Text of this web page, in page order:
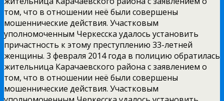
том, что в отношении неё были совершены
мошеннические действия. Участковым
уполномоченным Черкесска удалось установить
причастность к этому преступлению 33­-летней
женщины. 3 февраля 2014 года в полицию обратилась
жительница Карачаевского района с заявлением о
том, что в отношении неё были совершены
мошеннические действия. Участковым